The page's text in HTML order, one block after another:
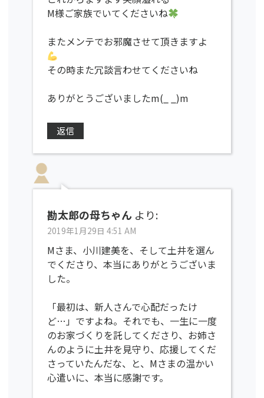
M様ご家族でいてくださいね
またメンテでお邪魔させて頂きますよ
その時また冗談言わせてくださいね
ありがとうございましたm(_ _)m
返信
勘太郎の母ちゃん より:
2019年1月29日 4:51 AM
Mさま、小川建美を、そして土井を選ん
でくださり、本当にありがとうございま
した。
「最初は、新人さんで心配だったけ
ど…」ですよね。それでも、一生に一度
のお家づくりを託してくださり、お姉さ
んのように土井を見守り、応援してくだ
さっていたんだな、と、Mさまの温かい
心遣いに、本当に感謝です。